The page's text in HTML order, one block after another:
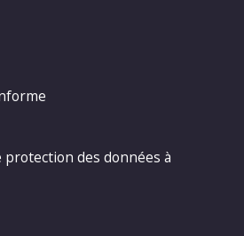
des données à